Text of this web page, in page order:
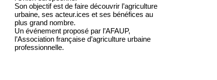
Son objectif est de faire découvrir l’agriculture
urbaine, ses acteur.ices et ses bénéfices au
plus grand nombre.
Un événement proposé par l’AFAUP,
l’Association française d’agriculture urbaine
professionnelle.